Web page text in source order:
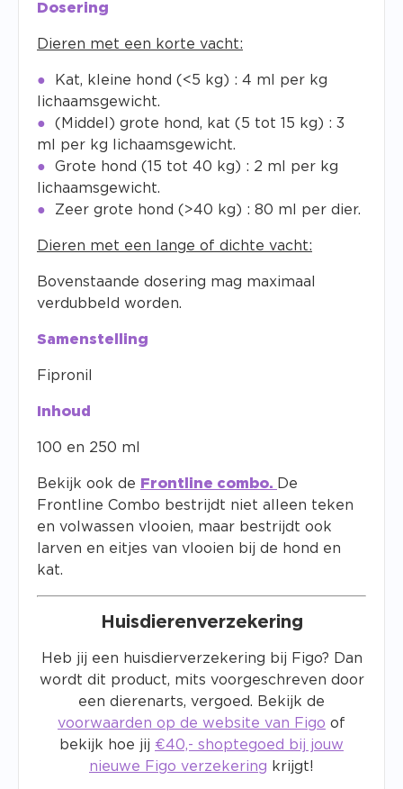
Dosering
Dieren met een korte vacht:
Kat, kleine hond (<5 kg) : 4 ml per kg
lichaamsgewicht.
(Middel) grote hond, kat (5 tot 15 kg) : 3
ml per kg lichaamsgewicht.
Grote hond (15 tot 40 kg) : 2 ml per kg
lichaamsgewicht.
Zeer grote hond (>40 kg) : 80 ml per dier.
Dieren met een lange of dichte vacht:
Bovenstaande dosering mag maximaal
verdubbeld worden.
Samenstelling
Fipronil
Inhoud
100 en 250 ml
Bekijk ook de Frontline combo. De
Frontline Combo bestrijdt niet alleen teken
en volwassen vlooien, maar bestrijdt ook
larven en eitjes van vlooien bij de hond en
kat.
Huisdierenverzekering
Heb jij een huisdierverzekering bij Figo? Dan
wordt dit product, mits voorgeschreven door
een dierenarts, vergoed. Bekijk de
voorwaarden op de website van Figo of
bekijk hoe jij €40,- shoptegoed bij jouw
nieuwe Figo verzekering krijgt!